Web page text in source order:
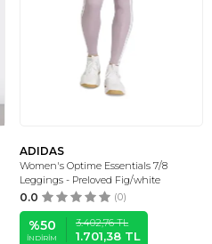
ADIDAS
Women's Optime Essentials 7/8
Leggings - Preloved Fig/white
0.0 (0)
%50
İNDIRIM
3.402,76TL
1.701,38 TL